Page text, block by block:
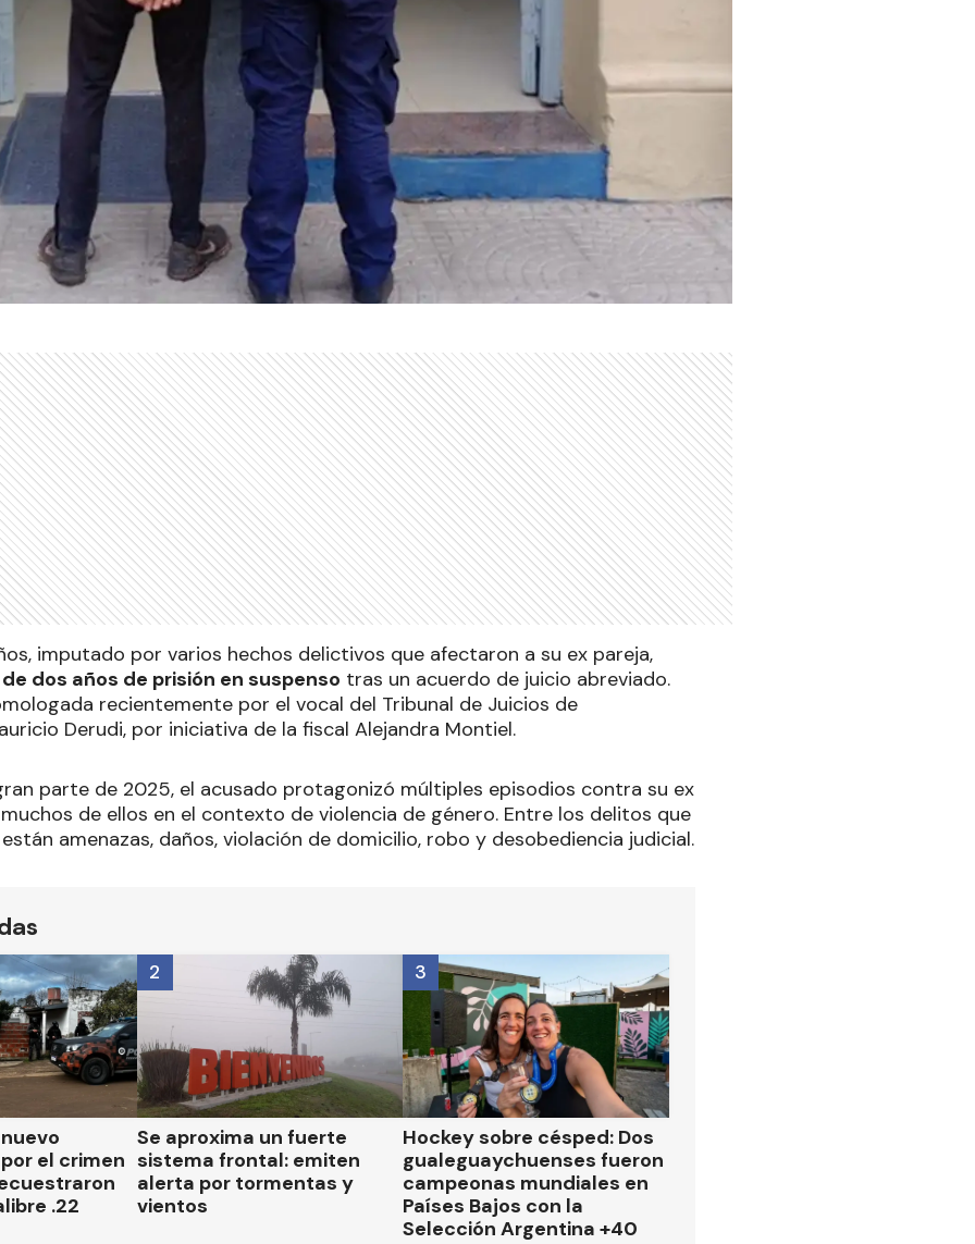
imputado por varios hechos delictivos que afectaron a su ex pareja,
dos años de prisión en suspenso tras un acuerdo de juicio abreviado.
recientemente por el vocal del Tribunal de Juicios de
Derudi, por iniciativa de la fiscal Alejandra Montiel.
parte de 2025, el acusado protagonizó múltiples episodios contra su ex
muchos de ellos en el contexto de violencia de género. Entre los delitos que
amenazas, daños, violación de domicilio, robo y desobediencia judicial.
el crimen
.22
Se aproxima un fuerte
sistema frontal: emiten
alerta por tormentas y
vientos
2
Hockey sobre césped: Dos
gualeguaychuenses fueron
campeonas mundiales en
Países Bajos con la
Selección Argentina +40
3